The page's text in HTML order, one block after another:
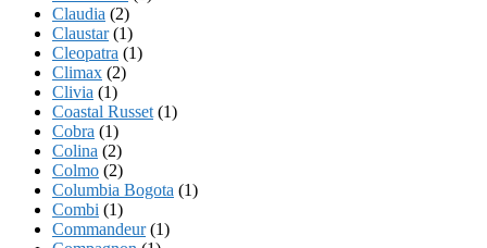
Claudia (2)
Claustar(1)
Cleopatra (1)
Climax (2)
Clivia (1)
Coastal Russet (1)
Cobra (1)
Colina (2)
Colmo (2)
Columbia Bogota (1)
Combi (1)
Commandeur(1)